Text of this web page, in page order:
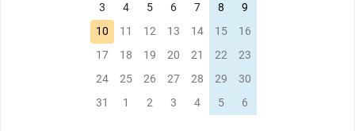
3
4 5 6 7 8
9
10
11 12 13 14 15
16
17
18 19 20 21 22
23
24
25 26 27 28 29
30
31
1 2 3 4 5 6